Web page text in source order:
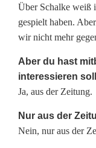
Über Schalke weiß
gespielt haben.
wir nicht mehr
Aber du hast
interessieren
Ja, aus der Zeitung.
Nur aus der
Nein, nur aus der